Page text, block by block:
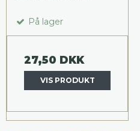
På lager
27,50 DKK
VIS PRODUKT